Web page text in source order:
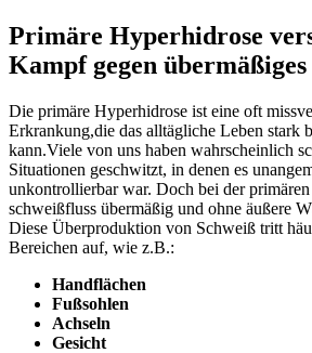
Primäre Hyperhidrose
Kampf ⁤gegen
Die primäre Hyperhidrose ist⁢ eine oft
Erkrankung,die das alltägliche Leben stark
kann.Viele von uns haben ‍wahrscheinlich
Situationen ⁢geschwitzt, in denen es
unkontrollierbar war. ⁤Doch ‍bei der
schweißfluss⁤ übermäßig und ‍ohne äußere
Diese Überproduktion von Schweiß⁤ tritt
Bereichen auf, wie z.B.:
Handflächen
Fußsohlen
Achseln
Gesicht